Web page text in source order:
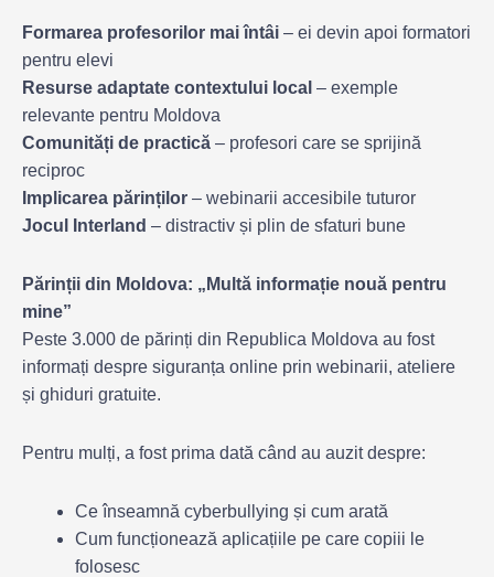
Formarea profesorilor mai întâi – ei devin apoi formatori
pentru elevi
Resurse adaptate contextului local – exemple
relevante pentru Moldova
Comunități de practică – profesori care se sprijină
reciproc
Implicarea părinților – webinarii accesibile tuturor
Jocul Interland – distractiv și plin de sfaturi bune
Părinții din Moldova: „Multă informație nouă pentru
mine”
Peste 3.000 de părinți din Republica Moldova au fost
informați despre siguranța online prin webinarii, ateliere
și ghiduri gratuite.
Pentru mulți, a fost prima dată când au auzit despre:
Ce înseamnă cyberbullying și cum arată
Cum funcționează aplicațiile pe care copiii le
folosesc